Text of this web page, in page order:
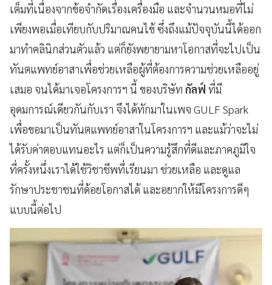
เต็มที่เนื่องจากข้อจำกัดเรื่องเครื่องมือ และจำนวนหมอที่ไม่
เพียงพอเมื่อเทียบกับปริมาณคนไข้ ซึ่งถึงแม้ปัจจุบันนี้ได้ออก
มาทำคลินิกส่วนตัวแล้ว แต่ก็ยังพยายามหาโอกาสที่จะไปเป็น
ทันตแพทย์อาสาเพื่อช่วยเหลือผู้ที่ต้องการความช่วยเหลืออยู่
เสมอ จนได้มาเจอโครงการฯ นี้ ของบริษัท กัลฟ์ ที่มี
อุดมการณ์เดียวกันกับเรา จึงได้ทักมาในเพจ GULF Spark
เพื่อขอมาเป็นทันตแพทย์อาสาในโครงการฯ และแม้ว่าจะไม่
ได้รับค่าตอบแทนอะไร แต่ก็เป็นความรู้สึกที่ดีและภาคภูมิใจ
ที่ครั้งหนึ่งเราได้ใช้วิชาชีพที่เรียนมา ช่วยเหลือ และดูแล
รักษาประชาชนที่ด้อยโอกาสได้ และอยากให้มีโครงการดีๆ
แบบนี้ต่อไป